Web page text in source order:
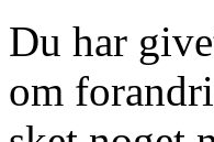
Du har
om